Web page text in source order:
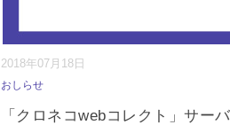
2018年07月18日
おしらせ
「クロネコwebコレクト」サー